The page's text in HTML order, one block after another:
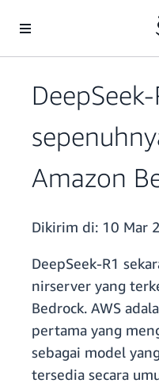
Amazon
Dikirim di: 10 Mar
DeepSeek-R1
nirserver yang
Bedrock. AWS
pertama yang
sebagai model
tersedia secara